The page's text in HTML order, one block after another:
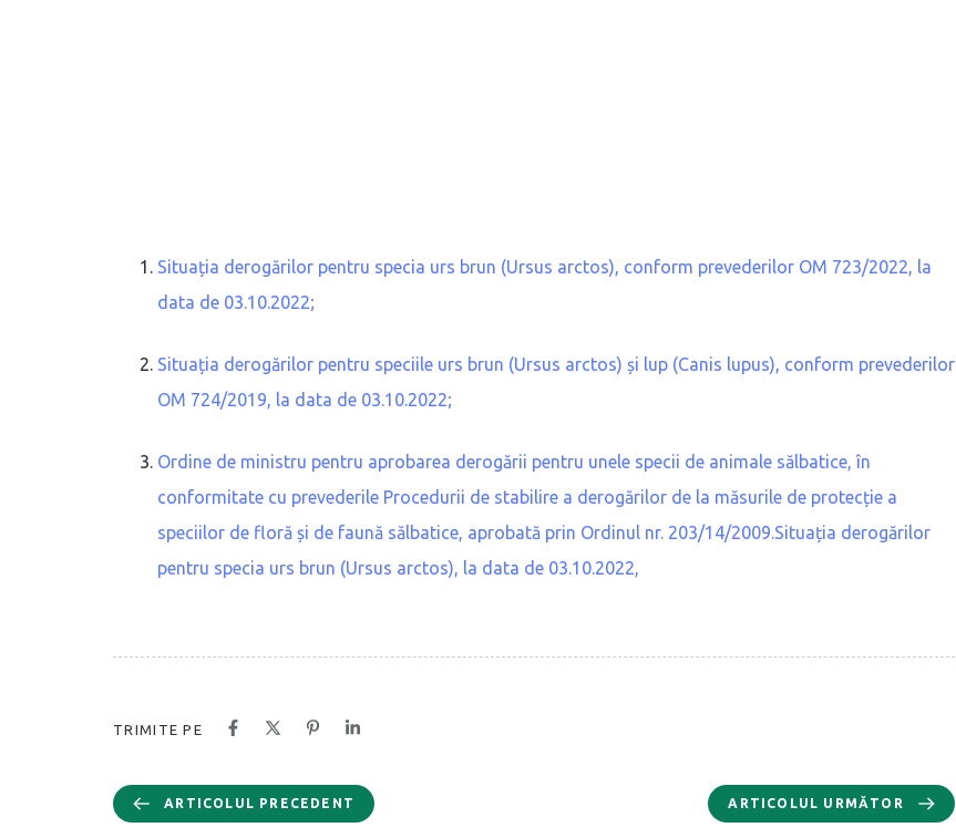
Situația derogărilor pentru specia urs brun (Ursus arctos), conform prevederilor OM 723/2022, la
data de 03.10.2022;
Situația derogărilor pentru speciile urs brun (Ursus arctos) și lup (Canis lupus), conform prevederilor
OM 724/2019, la data de 03.10.2022;
Ordine de ministru pentru aprobarea derogării pentru unele specii de animale sălbatice, în
conformitate cu prevederile Procedurii de stabilire a derogărilor de la măsurile de protecție a
speciilor de floră și de faună sălbatice, aprobată prin Ordinul nr. 203/14/2009.Situația derogărilor
pentru specia urs brun (Ursus arctos), la data de 03.10.2022,
TRIMITE PE
ARTICOLUL PRECEDENT ARTICOLUL URMĂTOR